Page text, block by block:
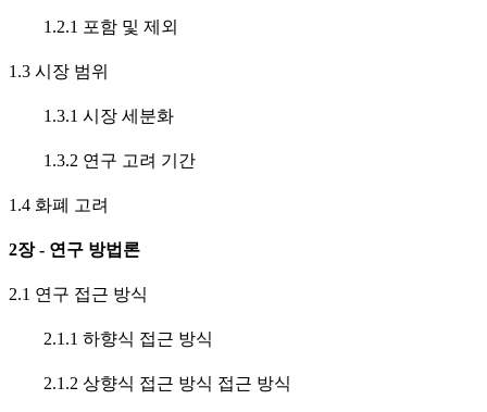
1.2.1 포함 및 제외
1.3 시장 범위
1.3.1 시장 세분화
1.3.2 연구 고려 기간
1.4 화폐 고려
2장 - 연구 방법론
2.1 연구 접근 방식
2.1.1 하향식 접근 방식
2.1.2 상향식 접근 방식 접근 방식